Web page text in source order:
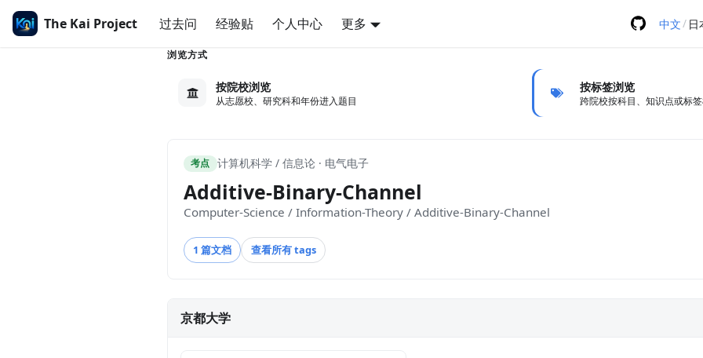
The Kai Project 过去问 经验贴 个人中心 更多 中文/ 日
浏览方式
按院校浏览
从志愿校、研究科和年份进入题目
按标签浏览
跨院校按科目、知识点或标
考点 计算机科学 / 信息论 · 电气电子
Additive-Binary-Channel
Computer-Science / Information-Theory / Additive-Binary-Channel
1 篇文档 查看所有 tags
京都大学